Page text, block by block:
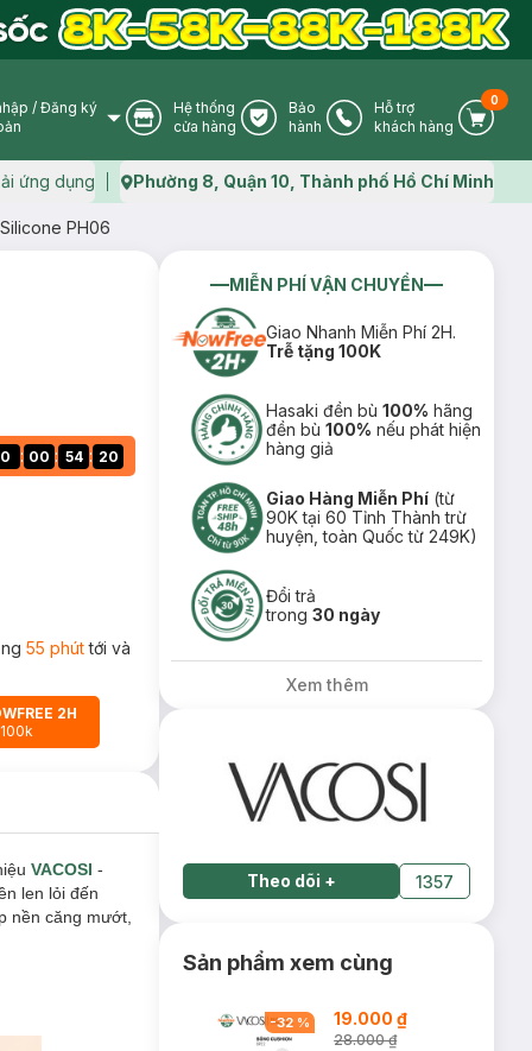
User Icon
/ Đăng ký
Store Icon
Hệ thống
cửa hàng
Warranty Icon
Bảo
hành
Phone Icon
Hỗ trợ
khách hàng
Cart
0
ứng dụng Map icon
Phường 8, Quận 10, Thành phố Hồ Chí Minh
PH06
0 : 00 : 54 : 19
55 phúttới và
2H
VACOSI -
len lỏi đến
nền căng mướt,
MIỄN PHÍ VẬN CHUYỂN
Giao Nhanh Miễn Phí 2H.
Trễ tặng 100K
Hasaki đền bù100% hãng
đền bù100% nếu phát hiện
hàng giả
Giao Hàng Miễn Phí (từ
90K tại 60 Tỉnh Thành trừ
huyện, toàn Quốc từ 249K)
Đổi trả
trong30 ngày
Xem thêm
Theo dõi + 1357
Sản phẩm xem cùng
-32 % 19.000 ₫
28.000 ₫